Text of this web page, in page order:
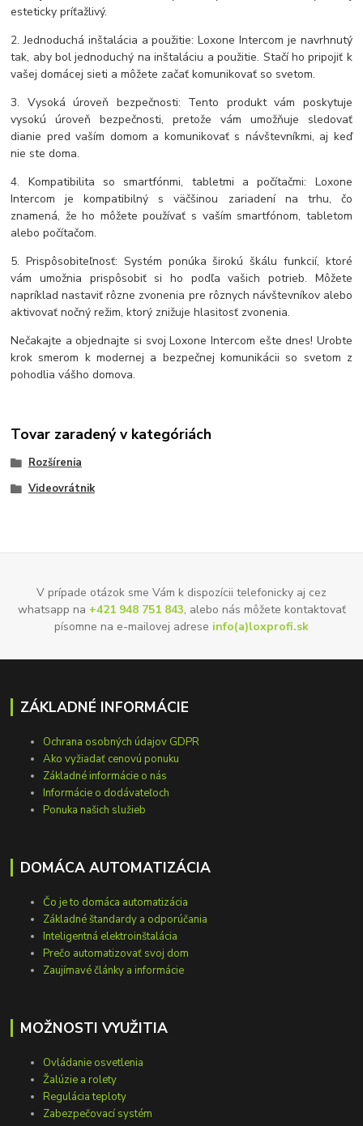
esteticky príťažlivý.
2. Jednoduchá inštalácia a použitie: Loxone Intercom je navrhnutý
tak, aby bol jednoduchý na inštaláciu a použitie. Stačí ho pripojiť k
vašej domácej sieti a môžete začať komunikovať so svetom.
3. Vysoká úroveň bezpečnosti: Tento produkt vám poskytuje
vysokú úroveň bezpečnosti, pretože vám umožňuje sledovať
dianie pred vaším domom a komunikovať s návštevníkmi, aj keď
nie ste doma.
4. Kompatibilita so smartfónmi, tabletmi a počítačmi: Loxone
Intercom je kompatibilný s väčšinou zariadení na trhu, čo
znamená, že ho môžete používať s vaším smartfónom, tabletom
alebo počítačom.
5. Prispôsobiteľnosť: Systém ponúka širokú škálu funkcií, ktoré
vám umožnia prispôsobiť si ho podľa vašich potrieb. Môžete
napríklad nastaviť rôzne zvonenia pre rôznych návštevníkov alebo
aktivovať nočný režim, ktorý znižuje hlasitosť zvonenia.
Nečakajte a objednajte si svoj Loxone Intercom ešte dnes! Urobte
krok smerom k modernej a bezpečnej komunikácii so svetom z
pohodlia vášho domova.
Tovar zaradený v kategóriách
Rozšírenia
Videovrátnik
V prípade otázok sme Vám k dispozícii telefonicky aj cez
whatsapp na +421 948 751 843, alebo nás môžete kontaktovať
písomne na e-mailovej adrese info(a)loxprofi.sk
ZÁKLADNÉ INFORMÁCIE
Ochrana osobných údajov GDPR
Ako vyžiadať cenovú ponuku
Základné informácie o nás
Informácie o dodávateľoch
Ponuka našich služieb
DOMÁCA AUTOMATIZÁCIA
Čo je to domáca automatizácia
Základné štandardy a odporúčania
Inteligentná elektroinštalácia
Prečo automatizovať svoj dom
Zaujímavé články a informácie
MOŽNOSTI VYUŽITIA
Ovládanie osvetlenia
Žalúzie a rolety
Regulácia teploty
Zabezpečovací systém